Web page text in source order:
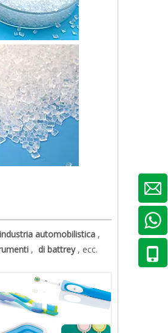
industria automobilistica ,
, di battrey , ecc.